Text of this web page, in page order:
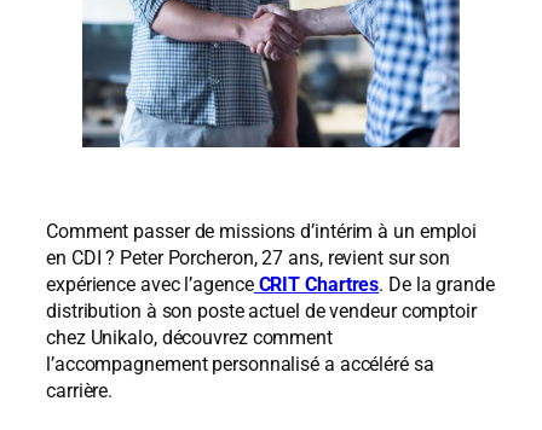
Comment passer de missions d’intérim à un emploi
en CDI ? Peter Porcheron, 27 ans, revient sur son
expérience avec l’agenceCRIT Chartres. De la grande
distribution à son poste actuel de vendeur comptoir
chez Unikalo, découvrez comment
l’accompagnement personnalisé a accéléré sa
carrière.